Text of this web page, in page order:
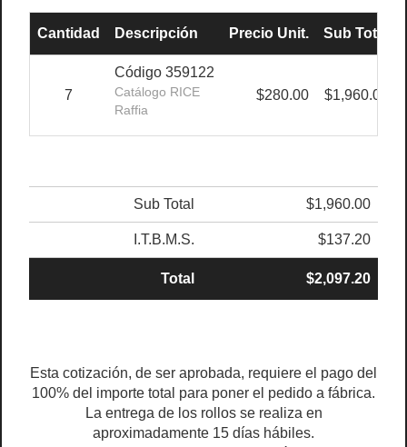
Cantidad Descripción Precio Unit. Sub Total
7
Código 359122
Catálogo RICE
Raffia
$280.00 $1,960.00
Sub Total $1,960.00
I.T.B.M.S. $137.20
Total $2,097.20
Esta cotización, de ser aprobada, requiere el pago del
100% del importe total para poner el pedido a fábrica.
La entrega de los rollos se realiza en
aproximadamente 15 días hábiles.